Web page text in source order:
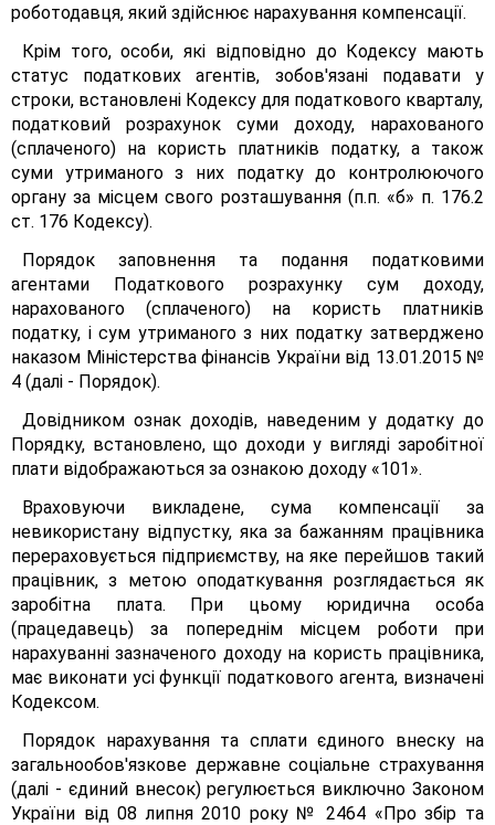
роботодавця, який здійснює нарахування компенсації.
Крім того, особи, які відповідно до Кодексу мають
статус податкових агентів, зобов'язані подавати у
строки, встановлені Кодексу для податкового кварталу,
податковий розрахунок суми доходу, нарахованого
(сплаченого) на користь платників податку, а також
суми утриманого з них податку до контролюючого
органу за місцем свого розташування (п.п. «б» п. 176.2
ст. 176 Кодексу).
Порядок заповнення та подання податковими
агентами Податкового розрахунку сум доходу,
нарахованого (сплаченого) на користь платників
податку, і сум утриманого з них податку затверджено
наказом Міністерства фінансів України від 13.01.2015 №
4 (далі - Порядок).
Довідником ознак доходів, наведеним у додатку до
Порядку, встановлено, що доходи у вигляді заробітної
плати відображаються за ознакою доходу «101».
Враховуючи викладене, сума компенсації за
невикористану відпустку, яка за бажанням працівника
перераховується підприємству, на яке перейшов такий
працівник, з метою оподаткування розглядається як
заробітна плата. При цьому юридична особа
(працедавець) за попереднім місцем роботи при
нарахуванні зазначеного доходу на користь працівника,
має виконати усі функції податкового агента, визначені
Кодексом.
Порядок нарахування та сплати єдиного внеску на
загальнообов'язкове державне соціальне страхування
(далі - єдиний внесок) регулюється виключно Законом
України від 08 липня 2010 року № 2464 «Про збір та